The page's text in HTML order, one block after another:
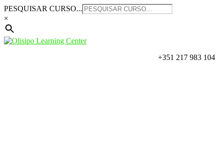
Saltar
para
o
conteúdo
PESQUISAR CURSO...
×
+351 217 983 104